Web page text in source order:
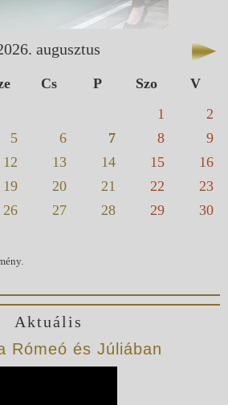
. augusztus
Cs P Szo
V
1
2
5 6 7 8
9
12 13 14 15
16
19 20 21 22
23
26 27 28 29
30
Aktuális
Rómeó és Júliában